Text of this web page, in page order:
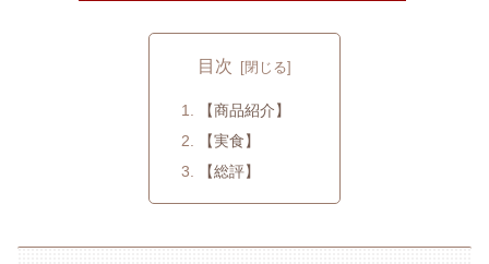
目次
【商品紹介】
【実食】
【総評】